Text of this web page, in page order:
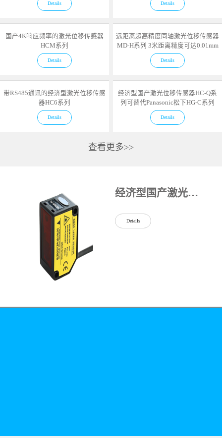
Details Details
国产4K响应频率的激光位移传感器
HCM系列
Details
远距离超高精度同轴激光位移传感器
MD-H系列 3米距离精度可达0.01mm
Details
带RS485通讯的经济型激光位移传感
器HC6系列
Details
经济型国产激光位移传感器HC-Q系
列可替代Panasonic松下HG-C系列
Details
查看更多>>
经济型国产激光位移传感器HC-Q系列可替代Panasonic松下HG-C系列
Details
有